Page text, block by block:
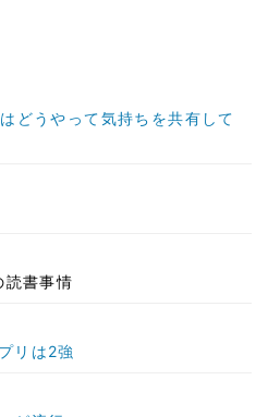
どうやって気持ちを共有して
読書事情
リは2強